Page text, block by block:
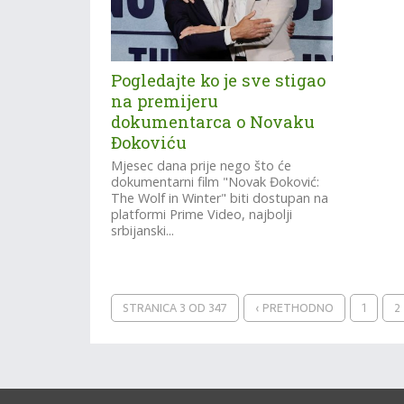
Pogledajte ko je sve stigao
na premijeru
dokumentarca o Novaku
Đokoviću
Mjesec dana prije nego što će
dokumentarni film "Novak Đoković:
The Wolf in Winter" biti dostupan na
platformi Prime Video, najbolji
srbijanski...
STRANICA 3 OD 347 ‹ PRETHODNO 1 2